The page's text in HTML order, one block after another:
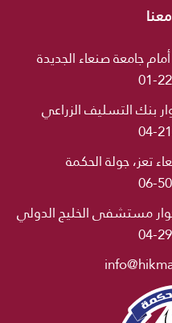
جامعة صنعاء الجديدة
01-
بنك التسليف الزراعي
04-
تعز، جولة الحكمة
06-
مستشفى الخليج الدولي
04-